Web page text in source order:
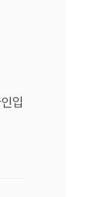
입